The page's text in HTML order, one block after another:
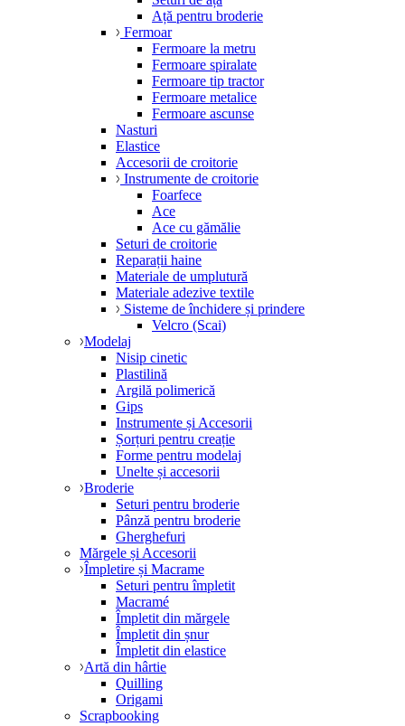
Ață pentru broderie
Fermoar
Fermoare la metru
Fermoare spiralate
Fermoare tip tractor
Fermoare metalice
Fermoare ascunse
Nasturi
Elastice
Accesorii de croitorie
Instrumente de croitorie
Foarfece
Ace
Ace cu gămălie
Seturi de croitorie
Reparații haine
Materiale de umplutură
Materiale adezive textile
Sisteme de închidere și prindere
Velcro (Scai)
Modelaj
Nisip cinetic
Plastilină
Argilă polimerică
Gips
Instrumente și Accesorii
Șorțuri pentru creație
Forme pentru modelaj
Unelte și accesorii
Broderie
Seturi pentru broderie
Pânză pentru broderie
Gherghefuri
Mărgele și Accesorii
Împletire și Macrame
Seturi pentru împletit
Macramé
Împletit din mărgele
Împletit din șnur
Împletit din elastice
Artă din hârtie
Quilling
Origami
Scrapbooking